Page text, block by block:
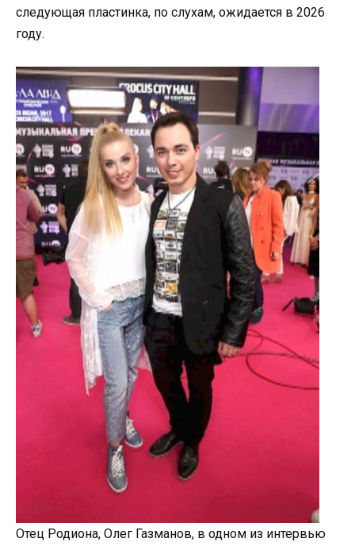
следующая пластинка, по слухам, ожидается в 2026
году.
Отец Родиона, Олег Газманов, в одном из интервью